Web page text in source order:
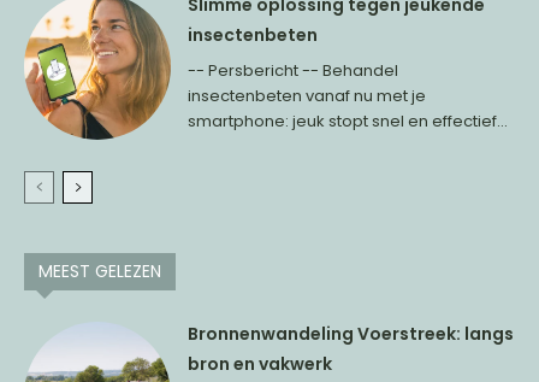
insectenbeten
-- Persbericht -- Behandel
insectenbeten vanaf nu met je
smartphone: jeuk stopt snel en effectief...
MEEST GELEZEN
Bronnenwandeling Voerstreek: langs
bron en vakwerk